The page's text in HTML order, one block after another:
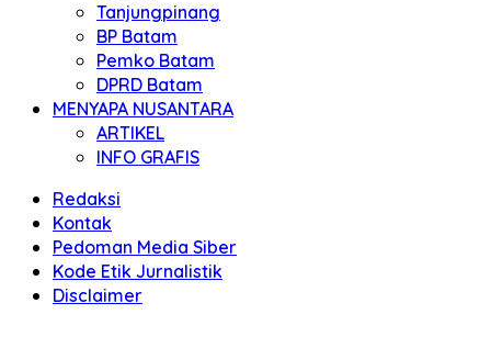
Tanjungpinang
BP Batam
Pemko Batam
DPRD Batam
MENYAPA NUSANTARA
ARTIKEL
INFO GRAFIS
Redaksi
Kontak
Pedoman Media Siber
Kode Etik Jurnalistik
Disclaimer